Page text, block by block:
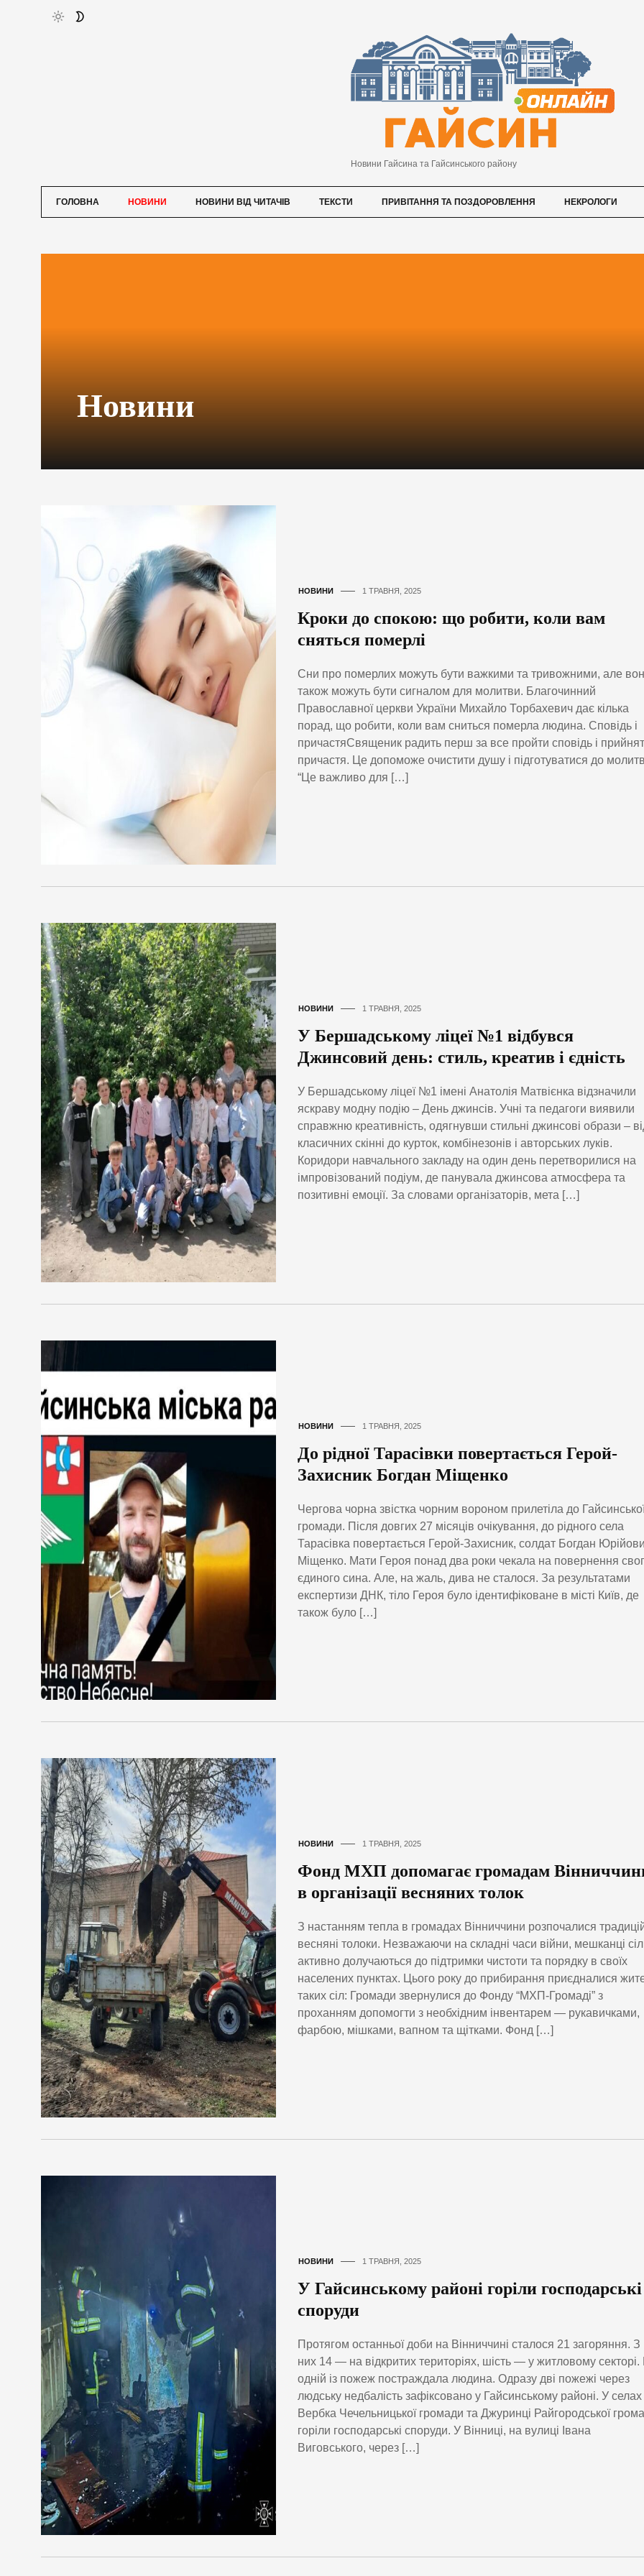
Новини Гайсина та Гайсинського району
ГОЛОВНА НОВИНИ НОВИНИ ВІД ЧИТАЧІВ ТЕКСТИ ПРИВІТАННЯ ТА ПОЗДОРОВЛЕННЯ НЕКРОЛОГИ
Новини
НОВИНИ 1 ТРАВНЯ, 2025
Кроки до спокою: що робити, коли вам
сняться померлі
Сни про померлих можуть бути важкими та тривожними, але
також можуть бути сигналом для молитви. Благочинний
Православної церкви України Михайло Торбахевич дає кілька
порад, що робити, коли вам сниться померла людина. Сповідь і
причастяСвященик радить перш за все пройти сповідь і
причастя. Це допоможе очистити душу і підготуватися до
“Це важливо для […]
НОВИНИ 1 ТРАВНЯ, 2025
У Бершадському ліцеї №1 відбувся
Джинсовий день: стиль, креатив і єдність
У Бершадському ліцеї №1 імені Анатолія Матвієнка відзначили
яскраву модну подію – День джинсів. Учні та педагоги виявили
справжню креативність, одягнувши стильні джинсові образи –
класичних скінні до курток, комбінезонів і авторських луків.
Коридори навчального закладу на один день перетворилися на
імпровізований подіум, де панувала джинсова атмосфера та
позитивні емоції. За словами організаторів, мета […]
НОВИНИ 1 ТРАВНЯ, 2025
До рідної Тарасівки повертається Герой-
Захисник Богдан Міщенко
Чергова чорна звістка чорним вороном прилетіла до
громади. Після довгих 27 місяців очікування, до рідного села
Тарасівка повертається Герой-Захисник, солдат Богдан
Міщенко. Мати Героя понад два роки чекала на повернення
єдиного сина. Але, на жаль, дива не сталося. За результатами
експертизи ДНК, тіло Героя було ідентифіковане в місті Київ, де
також було […]
НОВИНИ 1 ТРАВНЯ, 2025
Фонд МХП допомагає громадам
в організації весняних толок
З настанням тепла в громадах Вінниччини розпочалися
весняні толоки. Незважаючи на складні часи війни, мешканці сіл
активно долучаються до підтримки чистоти та порядку в своїх
населених пунктах. Цього року до прибирання приєдналися
таких сіл: Громади звернулися до Фонду “МХП-Громаді” з
проханням допомогти з необхідним інвентарем — рукавичками,
фарбою, мішками, вапном та щітками. Фонд […]
НОВИНИ 1 ТРАВНЯ, 2025
У Гайсинському районі горіли господарські
споруди
Протягом останньої доби на Вінниччині сталося 21 загоряння. З
них 14 — на відкритих територіях, шість — у житловому секторі.
одній із пожеж постраждала людина. Одразу дві пожежі через
людську недбалість зафіксовано у Гайсинському районі. У селах
Вербка Чечельницької громади та Джуринці Райгородської
горіли господарські споруди. У Вінниці, на вулиці Івана
Виговського, через […]